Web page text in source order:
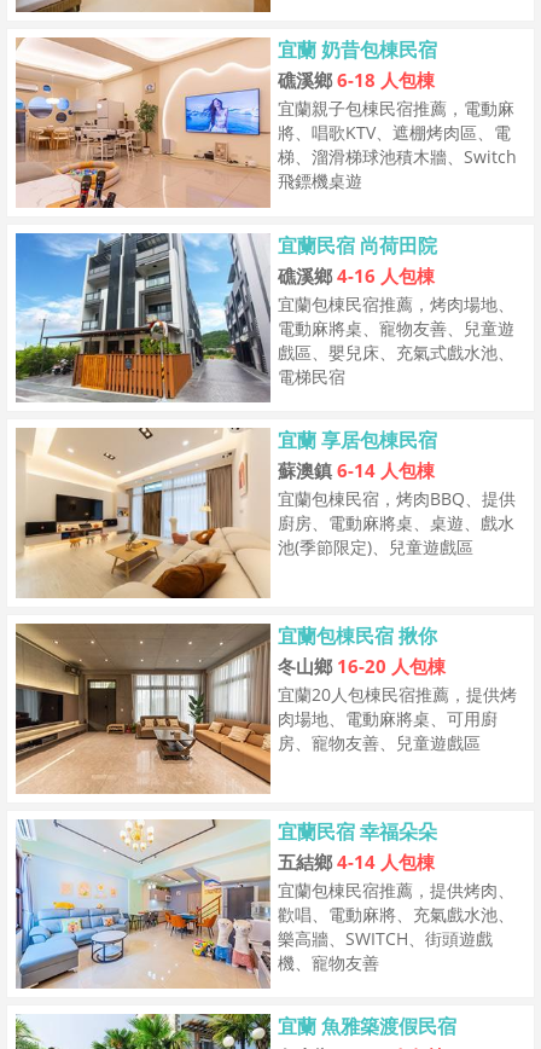
宜蘭 奶昔包棟民宿
礁溪鄉 6-18 人包棟
宜蘭親子包棟民宿推薦，電動麻
將、唱歌KTV、遮棚烤肉區、電
梯、溜滑梯球池積木牆、Switch
飛鏢機桌遊
宜蘭民宿 尚荷田院
礁溪鄉 4-16 人包棟
宜蘭包棟民宿推薦，烤肉場地、
電動麻將桌、寵物友善、兒童遊
戲區、嬰兒床、充氣式戲水池、
電梯民宿
宜蘭 享居包棟民宿
蘇澳鎮 6-14 人包棟
宜蘭包棟民宿，烤肉BBQ、提供
廚房、電動麻將桌、桌遊、戲水
池(季節限定)、兒童遊戲區
宜蘭包棟民宿 揪你
冬山鄉 16-20 人包棟
宜蘭20人包棟民宿推薦，提供烤
肉場地、電動麻將桌、可用廚
房、寵物友善、兒童遊戲區
宜蘭民宿 幸福朵朵
五結鄉 4-14 人包棟
宜蘭包棟民宿推薦，提供烤肉、
歡唱、電動麻將、充氣戲水池、
樂高牆、SWITCH、街頭遊戲
機、寵物友善
宜蘭 魚雅築渡假民宿